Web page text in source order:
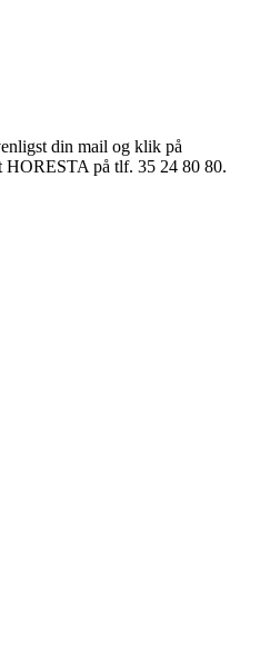
din mail og klik på
på tlf. 35 24 80 80.